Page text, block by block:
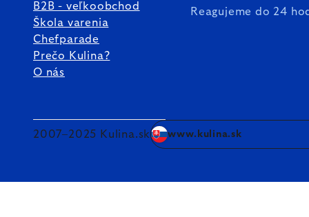
B2B - veľkoobchod
Škola varenia
Chefparade
Prečo Kulina?
O nás
Reagujeme do 24
2007–2025 Kulina.sk www.kulina.sk